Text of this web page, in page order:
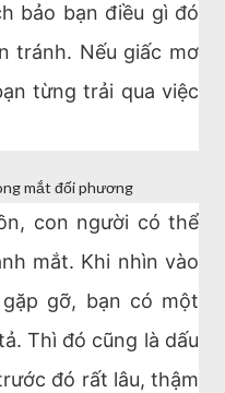
bảo bạn điều gì đó
tránh. Nếu giấc mơ
từng trải qua việc
mắt đối phương
con người có thể
mắt. Khi nhìn vào
gỡ, bạn có một
Thì đó cũng là dấu
đó rất lâu, thậm